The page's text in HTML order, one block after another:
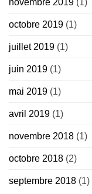
novembre 2019 (1)
octobre 2019 (1)
juillet 2019 (1)
juin 2019 (1)
mai 2019 (1)
avril 2019 (1)
novembre 2018 (1)
octobre 2018 (2)
septembre 2018 (1)